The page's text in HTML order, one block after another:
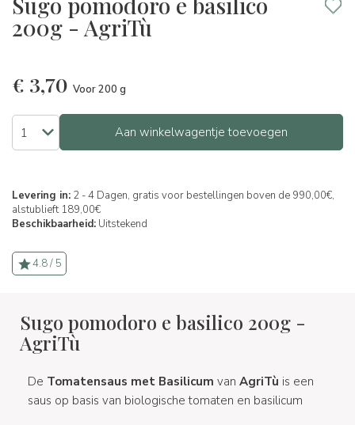
200g - AgriTù
€ 3,70 Voor 200 g
Aan winkelwagentje toevoegen
Levering in: 2 - 4 Dagen, gratis voor bestellingen boven de 990,00€,
alstublieft 189,00€
Beschikbaarheid: Uitstekend
4.8 / 5
Sugo pomodoro e basilico 200g -
AgriTù
De Tomatensaus met Basilicum van AgriTù is een
saus op basis van biologische tomaten en basilicum